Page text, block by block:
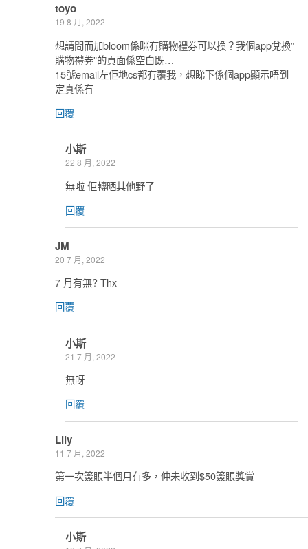
toyo
19 8 月, 2022
想請問而加bloom係咪冇購物禮券可以換？我個app兌換”
購物禮券”的頁面係空白既…
15號email左佢地cs都冇覆我，想睇下係個app顯示唔到
定真係冇
回覆
小斯
22 8 月, 2022
無啦 佢轉晒其他野了
回覆
JM
20 7 月, 2022
7 月有無? Thx
回覆
小斯
21 7 月, 2022
無呀
回覆
Lily
11 7 月, 2022
第一次簽賬半個月有多，仲未收到$50簽賬獎賞
回覆
小斯